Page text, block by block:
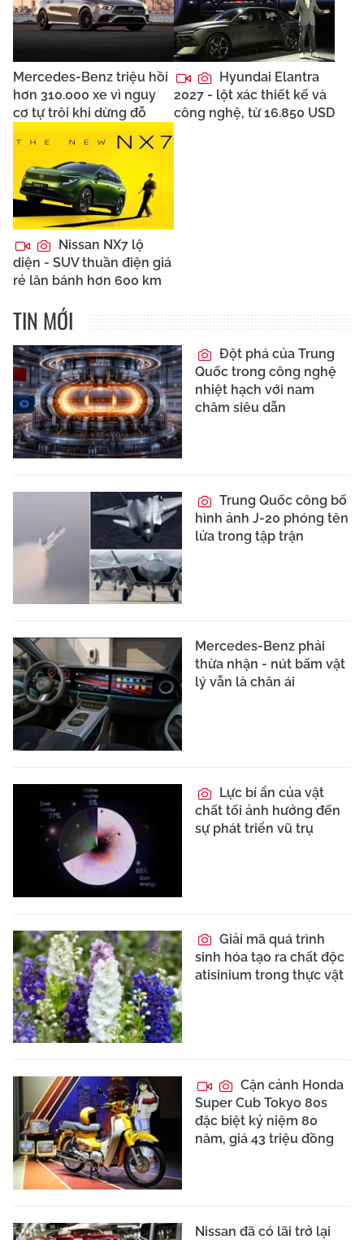
Mercedes-Benz triệu hồi
hơn 310.000 xe vì nguy
cơ tự trôi khi dừng đỗ
Hyundai Elantra
2027 - lột xác thiết kế và
công nghệ, từ 16.850 USD
Nissan NX7 lộ
diện - SUV thuần điện giá
rẻ lăn bánh hơn 600 km
TIN MỚI
Đột phá của Trung
Quốc trong công nghệ
nhiệt hạch với nam
châm siêu dẫn
Trung Quốc công bố
hình ảnh J-20 phóng tên
lửa trong tập trận
Mercedes-Benz phải
thừa nhận - nút bấm vật
lý vẫn là chân ái
Lực bí ẩn của vật
chất tối ảnh hưởng đến
sự phát triển vũ trụ
Giải mã quá trình
sinh hóa tạo ra chất độc
atisinium trong thực vật
Cận cảnh Honda
Super Cub Tokyo 80s
đặc biệt kỷ niệm 80
năm, giá 43 triệu đồng
Nissan đã có lãi trở lại